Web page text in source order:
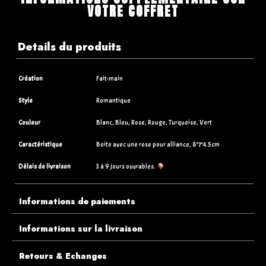
VOTRE COFFRET
Details du produits
Création Fait-main
Style Romantique
Couleur Blanc, Bleu, Rose, Rouge, Turquoise, Vert
Caractéristique Boite avec une rose pour alliance, 8*7*4.5cm
Délais de livraison 3 à 9 jours ouvrables.
Informations de paiements
Informations sur la livraison
Retours & Echanges